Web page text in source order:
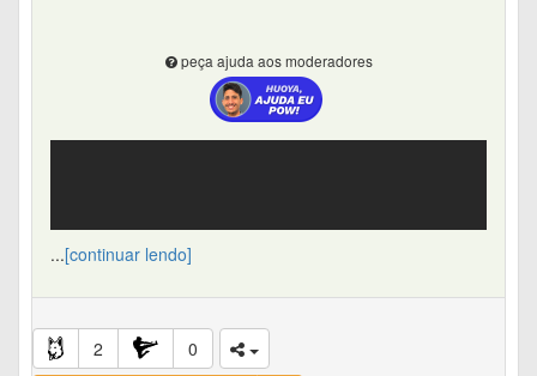
Após o término da parceria de infraestrutura com a
Salesforce, a migração dos clientes do Veeva CRM para
o Vault CRM mitigará o risco competitivo e produzirá
aumento de receita líquida ao eliminar pagamentos de
Mensurar o sucesso da estratégia de venda cruzada
land-and-expand ) da Veeva ao vender novas aplicações
como LIMS, RTSM e Safety dentro de contas já
crescimento anual de 14% (atingindo
cliente ativo em FY2026).
peça ajuda aos moderadores
...[continuar lendo]
2
0